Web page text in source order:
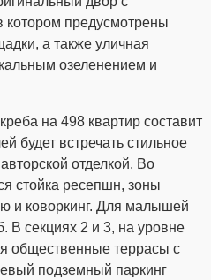
предусмотрены
а также уличная
озеленением и
на 498 квартир составит
будет встречать стильное
отделкой. Во
стойка ресепшн, зоны
и коворкинг. Для малышей
В секциях 2 и 3, на уровне
общественные террасы с
подземный паркинг